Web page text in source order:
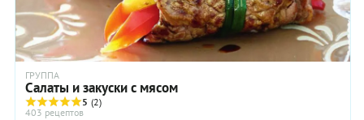
ГРУППА
Салаты и закуски с мясом
5 (2)
403 рецептов